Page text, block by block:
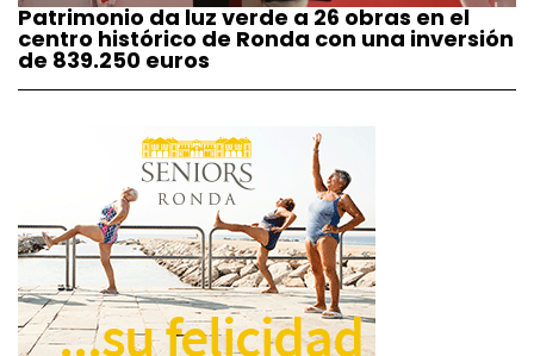
Patrimonio da luz verde a 26 obras en el
centro histórico de Ronda con una inversión
de 839.250 euros